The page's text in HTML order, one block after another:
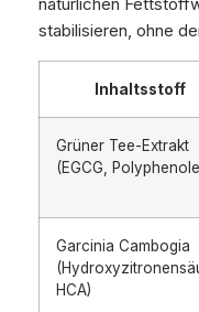
stabilisieren, ohne
Inhaltsstoff
Grüner Tee-Extrakt
(EGCG,
Garcinia Cambogia
HCA)